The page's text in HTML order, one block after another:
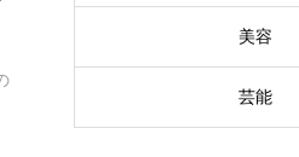
美容
芸能